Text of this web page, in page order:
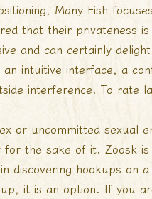
Many Fish
that their privateness
and can certainly
intuitive interface, a
interference. To rate
or uncommitted sexual
for the sake of it. Zoosk
discovering hookups on
it is an option. If you